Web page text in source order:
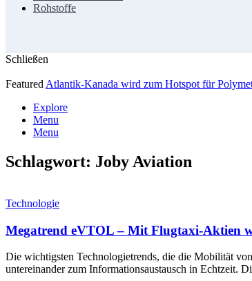
Rohstoffe
Schließen
Featured Atlantik-Kanada wird zum Hotspot für
Explore
Menu
Menu
Schlagwort: Joby Aviation
Technologie
Megatrend eVTOL – Mit Flugtaxi-Aktien
Die wichtigsten Technologietrends, die die Mobilität
untereinander zum Informationsaustausch in Echtzeit.